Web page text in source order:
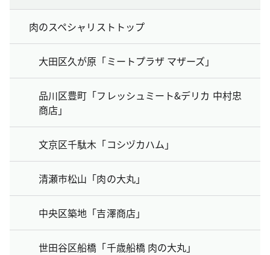
肉のスペシャリストトップ
大田区久が原「ミートプラザ マザーズ」
品川区豊町「フレッシュミート&デリカ 中村忠
商店」
文京区千駄木「コシヅカハム」
清瀬市松山「肉の大丸」
中央区築地「吉澤商店」
世田谷区船橋「千歳船橋 肉の大丸」